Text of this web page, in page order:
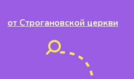
от Строгановской церкви